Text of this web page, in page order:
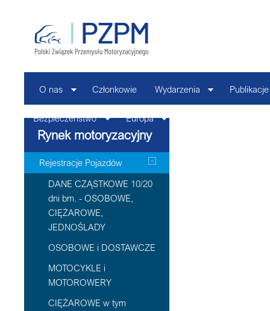
O nas Członkowie Wydarzenia Publikacje
Bezpieczeństwo Europa
Rynek motoryzacyjny
Rejestracje Pojazdów
DANE CZĄSTKOWE 10/20
dni bm. - OSOBOWE,
CIĘŻAROWE,
JEDNOŚLADY
OSOBOWE i DOSTAWCZE
MOTOCYKLE i
MOTOROWERY
CIĘŻAROWE w tym